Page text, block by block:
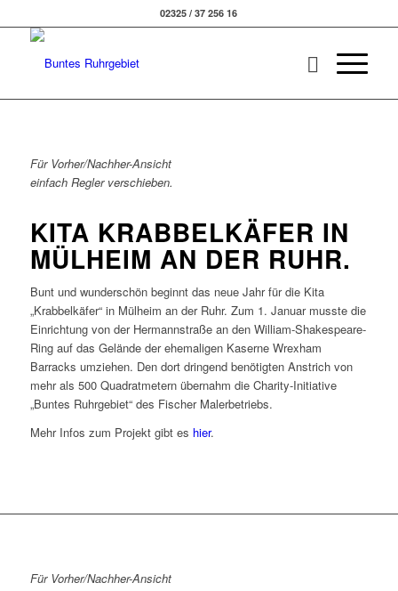
02325 / 37 256 16
Für Vorher/Nachher-Ansicht
einfach Regler verschieben.
KITA KRABBELKÄFER IN
MÜLHEIM AN DER RUHR.
Bunt und wunderschön beginnt das neue Jahr für die Kita
„Krabbelkäfer“ in Mülheim an der Ruhr. Zum 1. Januar musste die
Einrichtung von der Hermannstraße an den William-Shakespeare-
Ring auf das Gelände der ehemaligen Kaserne Wrexham
Barracks umziehen. Den dort dringend benötigten Anstrich von
mehr als 500 Quadratmetern übernahm die Charity-Initiative
„Buntes Ruhrgebiet“ des Fischer Malerbetriebs.
Mehr Infos zum Projekt gibt es hier.
Für Vorher/Nachher-Ansicht